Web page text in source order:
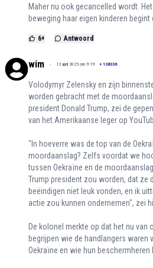
Maher nu ook gecancelled wordt.
beweging haar eigen kinderen begint
6+ Antwoord
wim 12 april 2025 om 9:19 + 138336
Volodymyr Zelensky en zijn
worden gebracht met de
president Donald Trump, zei de
van het Amerikaanse leger op
"In hoeverre was de top van de
moordaanslag? Zelfs voordat we
tussen Oekraïne en de
Trump president zou worden, dat ze
beëindigen niet leuk vonden, en ik
actie zou kunnen ondernemen", zei
De kolonel merkte op dat het nu van
begrijpen wie de handlangers waren
Oekraïne en wie hun beschermheren